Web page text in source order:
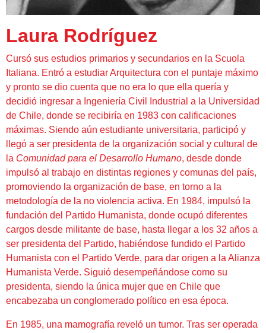
Laura Rodríguez
Cursó sus estudios primarios y secundarios en la Scuola
Italiana. Entró a estudiar Arquitectura con el puntaje máximo
y pronto se dio cuenta que no era lo que ella quería y
decidió ingresar a Ingeniería Civil Industrial a la Universidad
de Chile, donde se recibiría en 1983 con calificaciones
máximas. Siendo aún estudiante universitaria, participó y
llegó a ser presidenta de la organización social y cultural de
la Comunidad para el Desarrollo Humano, desde donde
impulsó al trabajo en distintas regiones y comunas del país,
promoviendo la organización de base, en torno a la
metodología de la no violencia activa. En 1984, impulsó la
fundación del Partido Humanista, donde ocupó diferentes
cargos desde militante de base, hasta llegar a los 32 años a
ser presidenta del Partido, habiéndose fundido el Partido
Humanista con el Partido Verde, para dar origen a la Alianza
Humanista Verde. Siguió desempeñándose como su
presidenta, siendo la única mujer que en Chile que
encabezaba un conglomerado político en esa época.
En 1985, una mamografía reveló un tumor. Tras ser operada